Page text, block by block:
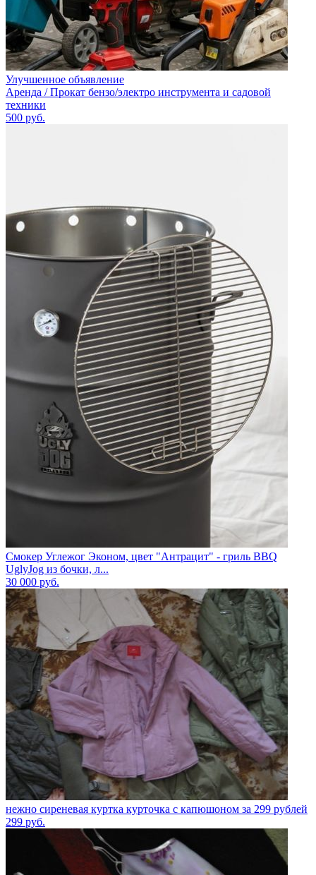
Улучшенное объявление
Аренда / Прокат бензо/электро инструмента и садовой
техники
500 руб.
Смокер Углежог Эконом, цвет "Антрацит" - гриль BBQ
UglyJog из бочки, л...
30 000 руб.
нежно сиреневая куртка курточка с капюшоном за 299 рублей
299 руб.